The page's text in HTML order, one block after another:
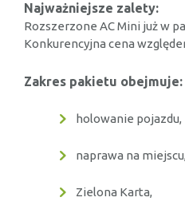
Najważniejsze zalety:
Rozszerzone AC Mini już w
Konkurencyjna cena
Zakres pakietu obejmuje:
holowanie pojazdu,
naprawa na miejscu,
Zielona Karta,